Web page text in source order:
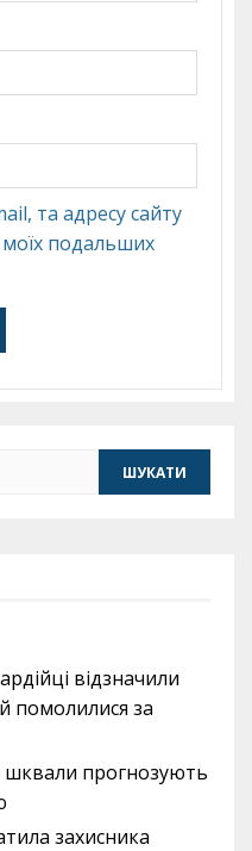
та адресу сайту
подальших
відзначили
помолилися за
прогнозують
захисника